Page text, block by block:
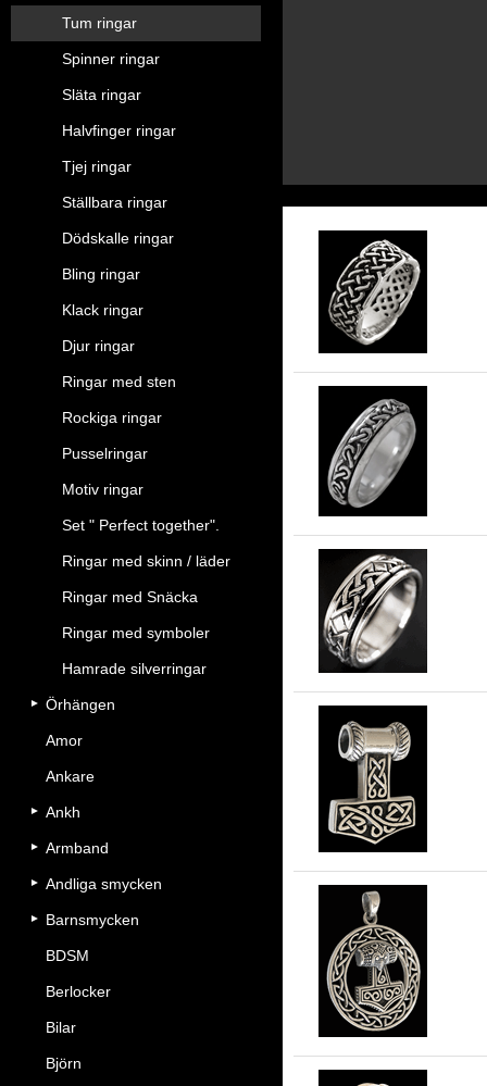
Tum ringar
Spinner ringar
Släta ringar
Halvfinger ringar
Tjej ringar
Ställbara ringar
Dödskalle ringar
Bling ringar
Klack ringar
Djur ringar
Ringar med sten
Rockiga ringar
Pusselringar
Motiv ringar
Set " Perfect together".
Ringar med skinn / läder
Ringar med Snäcka
Ringar med symboler
Hamrade silverringar
Örhängen
Amor
Ankare
Ankh
Armband
Andliga smycken
Barnsmycken
BDSM
Berlocker
Bilar
Björn